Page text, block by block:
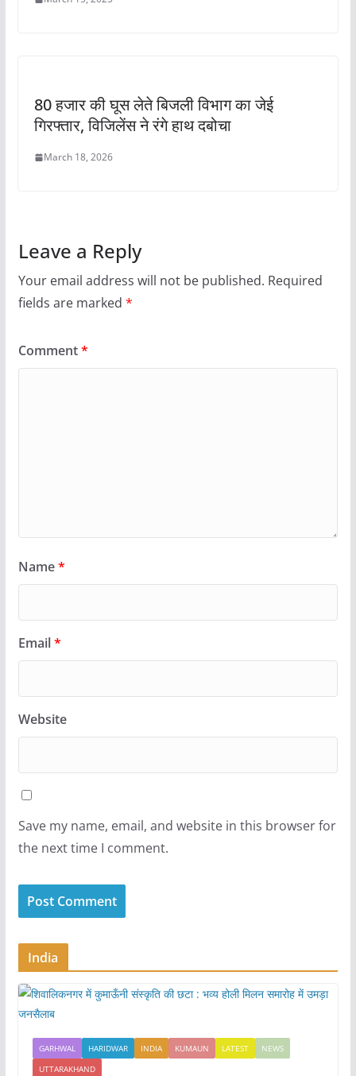
80 हजार की घूस लेते बिजली विभाग का जेई
गिरफ्तार, विजिलेंस ने रंगे हाथ दबोचा
March 18, 2026
Leave a Reply
Your email address will not be published. Required
fields are marked *
Comment*
Name*
Email*
Website
Save my name, email, and website in this browser for
the next time I comment.
India
GARHWAL HARIDWAR INDIA KUMAUN LATEST
NEWS
UTTARAKHAND